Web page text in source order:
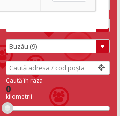
Caută în raza
0
kilometrii